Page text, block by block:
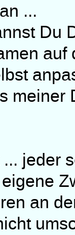
...
Du
auf
meiner
jeder
an